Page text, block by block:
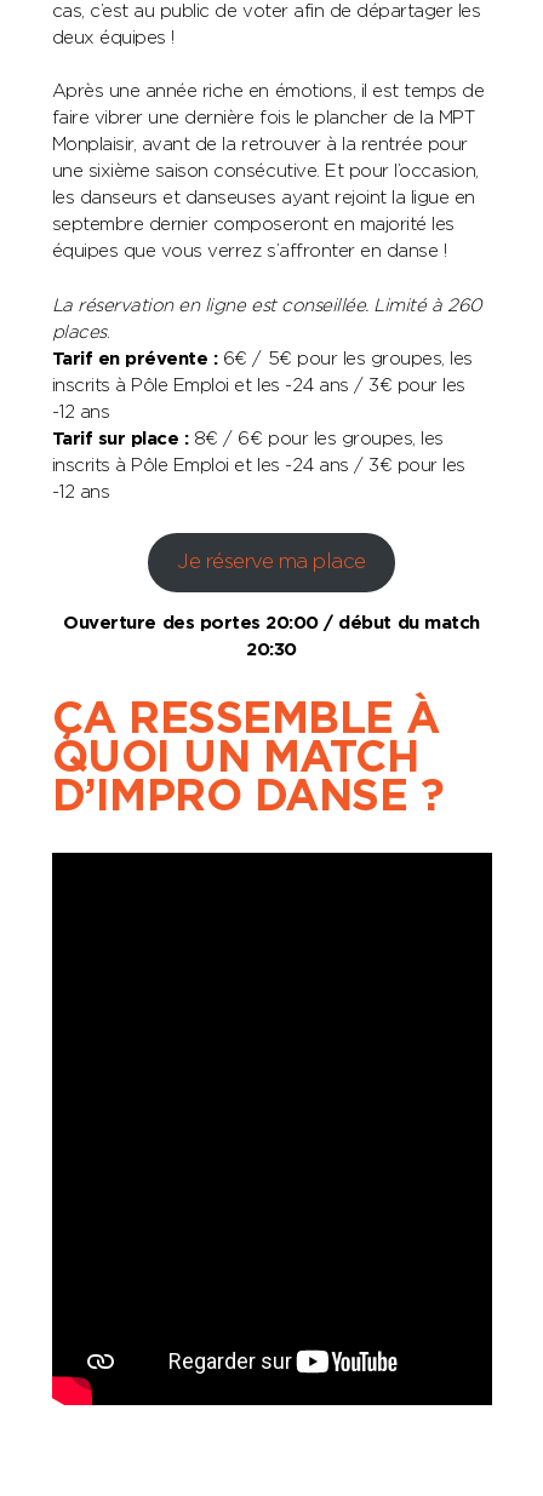
cas, c’est au public de voter afin de départager les
deux équipes !
Après une année riche en émotions, il est temps de
faire vibrer une dernière fois le plancher de la MPT
Monplaisir, avant de la retrouver à la rentrée pour
une sixième saison consécutive. Et pour l’occasion,
les danseurs et danseuses ayant rejoint la ligue en
septembre dernier composeront en majorité les
équipes que vous verrez s’affronter en danse !
La réservation en ligne est conseillée. Limité à 260
places.
Tarif en prévente :6€ / 5€ pour les groupes, les
inscrits à Pôle Emploi et les -24 ans / 3€ pour les
-12 ans
Tarif sur place :8€ / 6€ pour les groupes, les
inscrits à Pôle Emploi et les -24 ans / 3€ pour les
-12 ans
Je réserve ma place
Ouverture des portes 20:00 / début du match
20:30
ÇA RESSEMBLE À
QUOI UN MATCH
D’IMPRO DANSE ?